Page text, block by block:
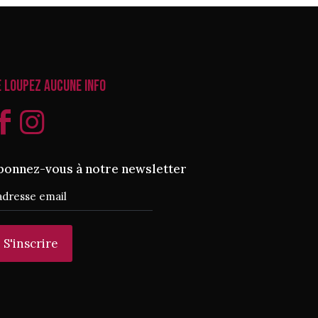
loupez aucune info
vous à notre newsletter